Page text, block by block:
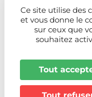
Ce site utilise des
et vous donne le
sur ceux que
souhaitez
Tout